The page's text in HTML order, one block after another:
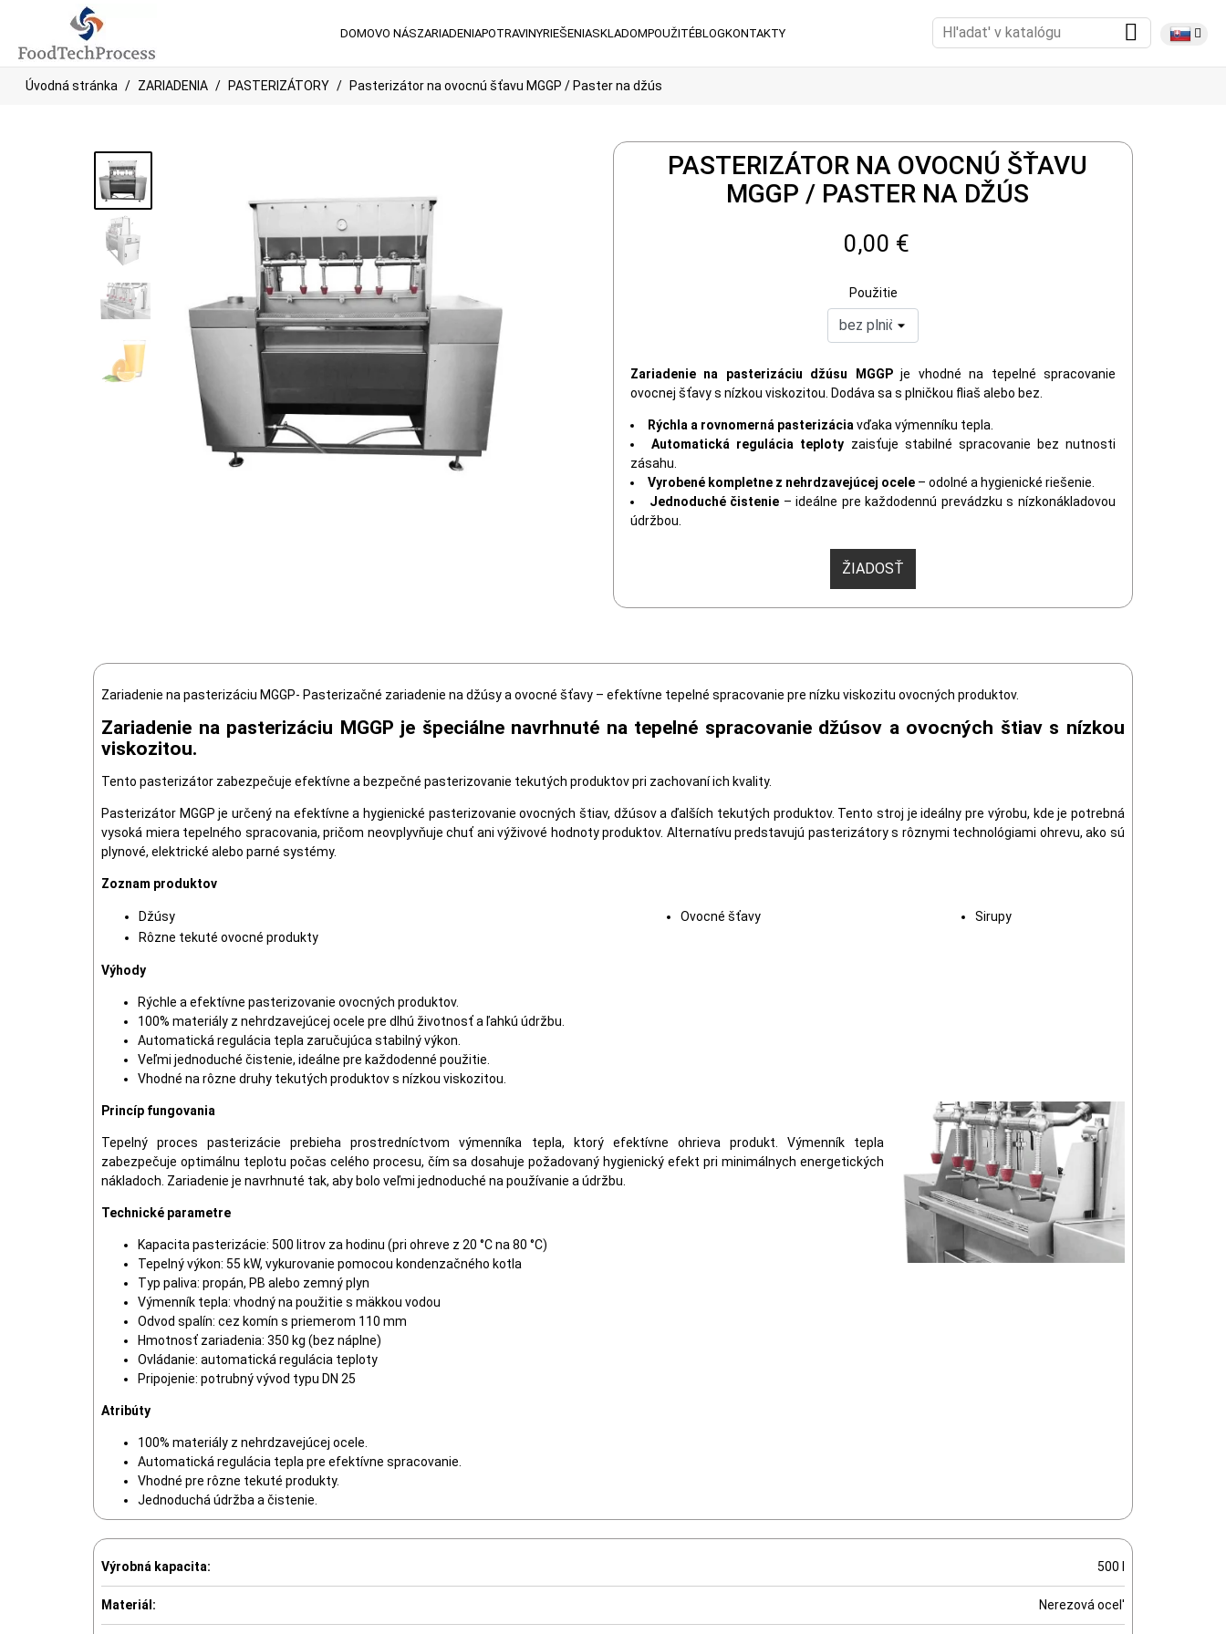
DOMOVO NÁSZARIADENIAPOTRAVINYRIEŠENIASKLADOMPOUŽITÉBLOGKONTAKTY
Úvodná stránka ZARIADENIA PASTERIZÁTORY Pasterizátor na ovocnú šťavu MGGP / Paster na džús
PASTERIZÁTOR NA OVOCNÚ ŠŤAVU
MGGP / PASTER NA DŽÚS
0,00 €
Použitie
Zariadenie na pasterizáciu džúsu MGGPje vhodné na tepelné spracovanie
ovocnej šťavy s nízkou viskozitou. Dodáva sa s plničkou fliaš alebo bez.
Rýchla a rovnomerná pasterizácia vďaka výmenníku tepla.
Automatická regulácia teploty zaisťuje stabilné spracovanie bez nutnosti
zásahu.
Vyrobené kompletne z nehrdzavejúcej ocele – odolné a hygienické riešenie.
Jednoduché čistenie – ideálne pre každodennú prevádzku s nízkonákladovou
údržbou.
ŽIADOSŤ
Zariadenie na pasterizáciu MGGP- Pasterizačné zariadenie na džúsy a ovocné šťavy – efektívne tepelné spracovanie pre nízku viskozitu ovocných produktov.
Zariadenie na pasterizáciu MGGP je špeciálne navrhnuté na tepelné spracovanie džúsov a ovocných štiav s nízkou
viskozitou.
Tento pasterizátor zabezpečuje efektívne a bezpečné pasterizovanie tekutých produktov pri zachovaní ich kvality.
Pasterizátor MGGP je určený na efektívne a hygienické pasterizovanie ovocných štiav, džúsov a ďalších tekutých produktov. Tento stroj je ideálny pre výrobu, kde je potrebná
vysoká miera tepelného spracovania, pričom neovplyvňuje chuť ani výživové hodnoty produktov. Alternatívu predstavujú pasterizátory s rôznymi technológiami ohrevu, ako sú
plynové, elektrické alebo parné systémy.
Zoznam produktov
Džúsy Ovocné šťavy
Sirupy
Rôzne tekuté ovocné produkty
Výhody
Rýchle a efektívne pasterizovanie ovocných produktov.
100% materiály z nehrdzavejúcej ocele pre dlhú životnosť a ľahkú údržbu.
Automatická regulácia tepla zaručujúca stabilný výkon.
Veľmi jednoduché čistenie, ideálne pre každodenné použitie.
Vhodné na rôzne druhy tekutých produktov s nízkou viskozitou.
Princíp fungovania
Tepelný proces pasterizácie prebieha prostredníctvom výmenníka tepla, ktorý efektívne ohrieva produkt. Výmenník tepla
zabezpečuje optimálnu teplotu počas celého procesu, čím sa dosahuje požadovaný hygienický efekt pri minimálnych energetických
nákladoch. Zariadenie je navrhnuté tak, aby bolo veľmi jednoduché na používanie a údržbu.
Technické parametre
Kapacita pasterizácie: 500 litrov za hodinu (pri ohreve z 20 °C na 80 °C)
Tepelný výkon: 55 kW, vykurovanie pomocou kondenzačného kotla
Typ paliva: propán, PB alebo zemný plyn
Výmenník tepla: vhodný na použitie s mäkkou vodou
Odvod spalín: cez komín s priemerom 110 mm
Hmotnosť zariadenia: 350 kg (bez náplne)
Ovládanie: automatická regulácia teploty
Pripojenie: potrubný vývod typu DN 25
Atribúty
100% materiály z nehrdzavejúcej ocele.
Automatická regulácia tepla pre efektívne spracovanie.
Vhodné pre rôzne tekuté produkty.
Jednoduchá údržba a čistenie.
Výrobná kapacita: 500 l
Materiál: Nerezová ocel'